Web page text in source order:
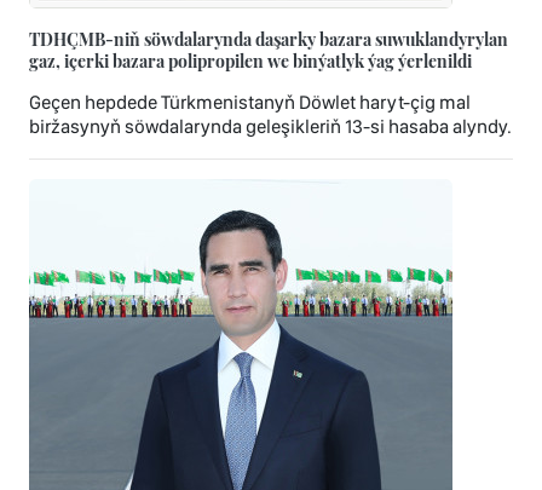
TDHÇMB-niň söwdalarynda daşarky bazara suwuklandyrylan
gaz, içerki bazara polipropilen we binýatlyk ýag ýerlenildi
Geçen hepdede Türkmenistanyň Döwlet haryt-çig mal
biržasynyň söwdalarynda geleşikleriň 13-si hasaba alyndy.